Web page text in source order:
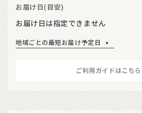
お届け日(目安)
お届け日は指定できません
地域ごとの最短お届け予定日
ご利用ガイドはこちら